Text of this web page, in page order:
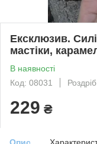
Ексклюзив.
мастіки,
В наявності
Код: 08031
Роздріб
229 ₴
Опис